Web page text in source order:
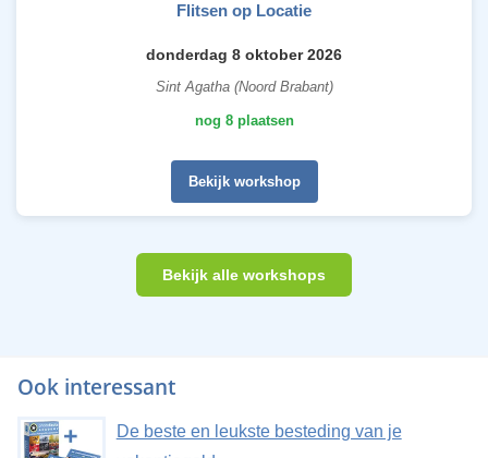
Flitsen op Locatie
donderdag 8 oktober 2026
Sint Agatha (Noord Brabant)
nog 8 plaatsen
Bekijk workshop
Bekijk alle workshops
Ook interessant
De beste en leukste besteding van je